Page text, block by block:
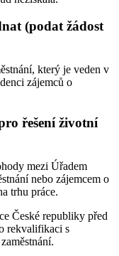
(podat žádost
který je veden v
zájemců o
řešení životní
mezi Úřadem
nebo zájemcem o
trhu práce.
České republiky před
rekvalifikaci s